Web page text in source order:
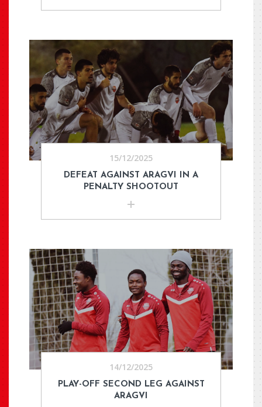
15/12/2025
DEFEAT AGAINST ARAGVI IN A
PENALTY SHOOTOUT
14/12/2025
PLAY-OFF SECOND LEG AGAINST
ARAGVI